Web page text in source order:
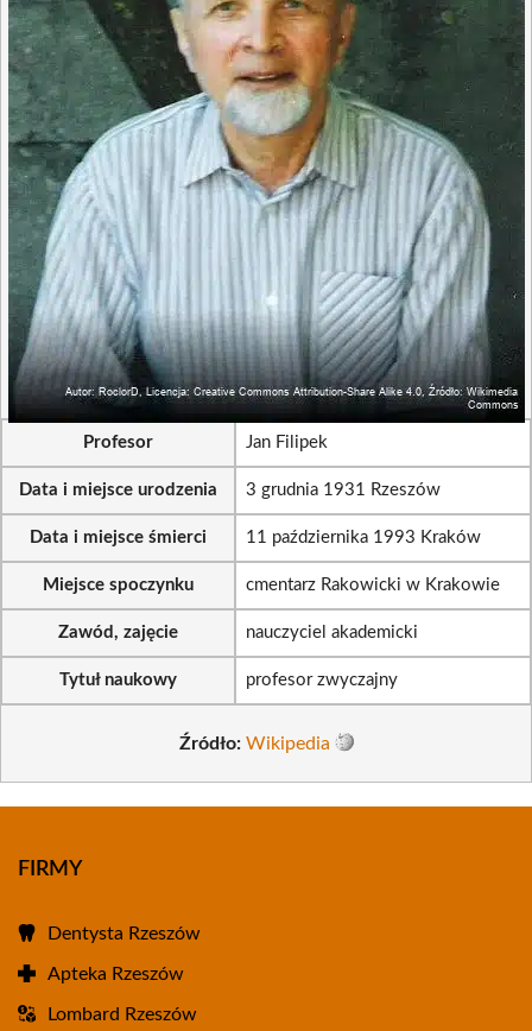
Profesor Jan Filipek
Data i miejsce urodzenia 3 grudnia 1931 Rzeszów
Data i miejsce śmierci 11 października 1993 Kraków
Miejsce spoczynku cmentarz Rakowicki w Krakowie
Zawód, zajęcie nauczyciel akademicki
Tytuł naukowy profesor zwyczajny
Źródło: Wikipedia
FIRMY
Dentysta Rzeszów
Apteka Rzeszów
Lombard Rzeszów